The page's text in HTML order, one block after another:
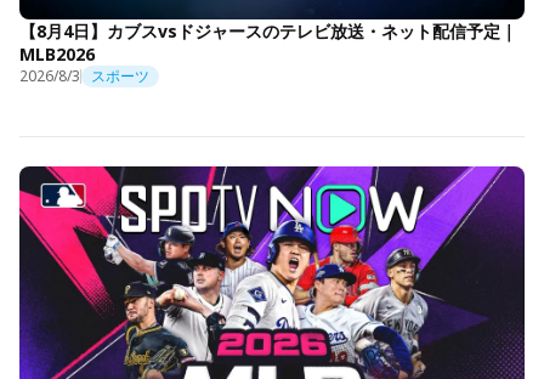
【8月4日】カブスvsドジャースのテレビ放送・ネット配信予定｜
MLB2026
2026/8/3 スポーツ